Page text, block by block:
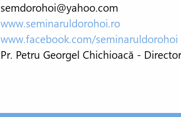
semdorohoi@yahoo.com
www.seminaruldorohoi.ro
www.facebook.com/seminaruldorohoi
Pr. Petru Georgel Chichioacă - Director